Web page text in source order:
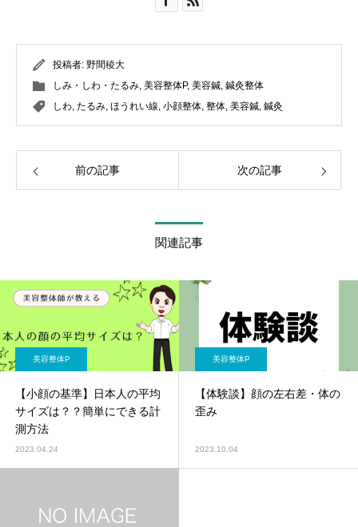
投稿者: 野間稜大
しみ・しわ・たるみ, 美容整体P, 美容鍼, 鍼灸整体
しわ, たるみ, ほうれい線, 小顔整体, 整体, 美容鍼, 鍼灸
前の記事 次の記事
関連記事
美容整体P
【小顔の基準】日本人の平均
サイズは？？簡単にできる計
測方法
2023.04.24
美容整体P
【体験談】顔の左右差・体の
歪み
2023.10.04